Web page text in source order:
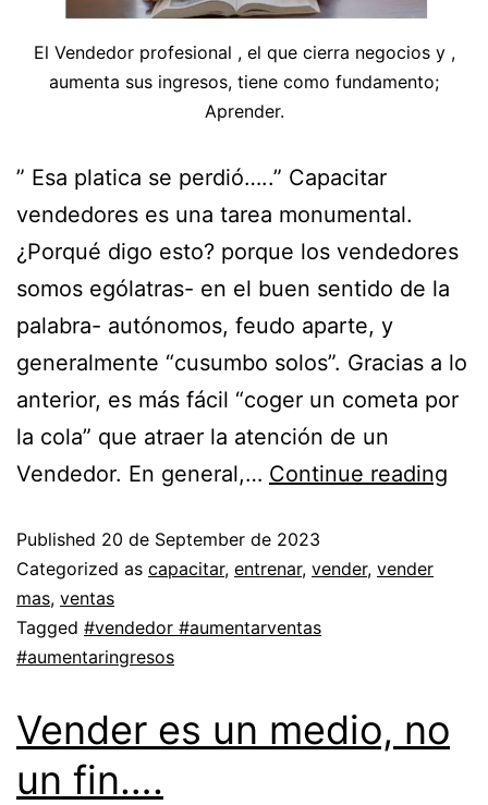
El Vendedor profesional , el que cierra negocios y ,
aumenta sus ingresos, tiene como fundamento;
Aprender.
” Esa platica se perdió…..” Capacitar
vendedores es una tarea monumental.
¿Porqué digo esto? porque los vendedores
somos ególatras- en el buen sentido de la
palabra- autónomos, feudo aparte, y
generalmente “cusumbo solos”. Gracias a lo
anterior, es más fácil “coger un cometa por
la cola” que atraer la atención de un
Vendedor. En general,… Continue reading
Published 20 de September de 2023
Categorized as capacitar, entrenar, vender, vender
mas, ventas
Tagged #vendedor #aumentarventas
#aumentaringresos
Vender es un medio, no
un fin….